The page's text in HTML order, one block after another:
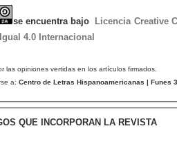
se encuentra bajo Licencia Creative
4.0 Internacional
las opiniones vertidas en los artículos firmados.
a: Centro de Letras Hispanoamericanas | Funes
QUE INCORPORAN LA REVISTA